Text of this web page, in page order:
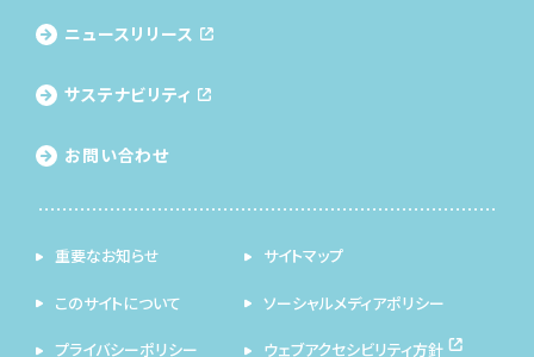
ニュースリリース
サステナビリティ
お問い合わせ
重要なお知らせ サイトマップ
このサイトについて ソーシャルメディアポリシー
プライバシーポリシー ウェブアクセシビリティ方針